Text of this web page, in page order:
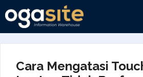
Skip
to
Cara Mengatasi